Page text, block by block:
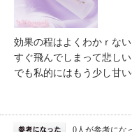
効果の程はよくわかｒな
すぐ飛んでしまって悲し
でも私的にはもう少し甘
0人が参考にな